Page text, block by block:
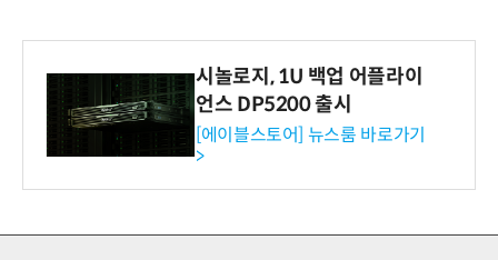
시놀로지, 1U 백업 어플라이
언스 DP5200 출시
[에이블스토어] 뉴스룸 바로가기
>